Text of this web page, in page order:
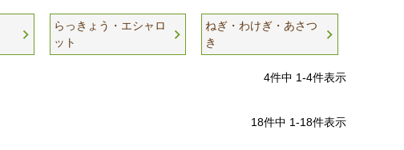
らっきょう・エシャロ
ット
ねぎ・わけぎ・あさつ
き
4件中 1-4件表示
18件中 1-18件表示